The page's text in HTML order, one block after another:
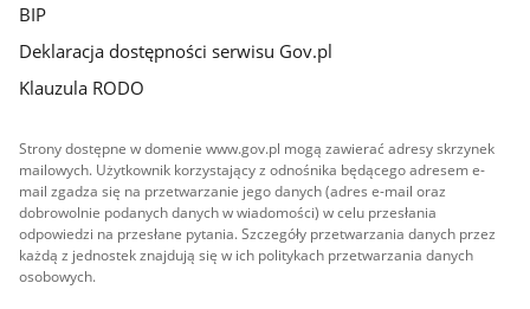
BIP
Deklaracja dostępności serwisu Gov.pl
Klauzula RODO
Strony dostępne w domenie www.gov.pl mogą zawierać adresy skrzynek
mailowych. Użytkownik korzystający z odnośnika będącego adresem e-
mail zgadza się na przetwarzanie jego danych (adres e-mail oraz
dobrowolnie podanych danych w wiadomości) w celu przesłania
odpowiedzi na przesłane pytania. Szczegóły przetwarzania danych przez
każdą z jednostek znajdują się w ich politykach przetwarzania danych
osobowych.